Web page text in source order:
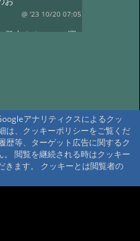
@ '23 10/20 07:05
山タクシーの運
泉 @ '22 12/16 07:18
11/13まで
@ '22 11/3 09:34
アナリティクスによるクッ
は、クッキーポリシーをご覧くだ
歴等、ターゲット広告に関するク
閲覧を継続される時はクッキー
きます。 クッキーとは閲覧者の